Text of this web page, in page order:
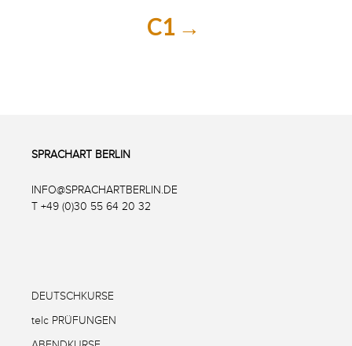
C1→
SPRACHART BERLIN
INFO@SPRACHARTBERLIN.DE
T +49 (0)30 55 64 20 32
DEUTSCHKURSE
telc PRÜFUNGEN